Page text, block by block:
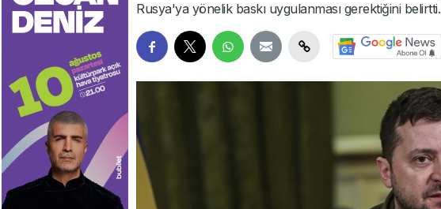
Rusya'ya yönelik baskı uygulanması gerektiğini belirtti.